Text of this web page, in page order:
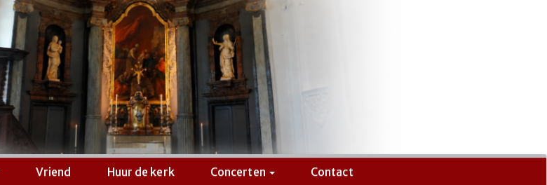
Vriend Huur de kerk Concerten
Contact